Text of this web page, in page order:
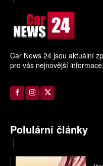
Car News 24 jsou aktuální
pro vás nejnovější
Polulární články